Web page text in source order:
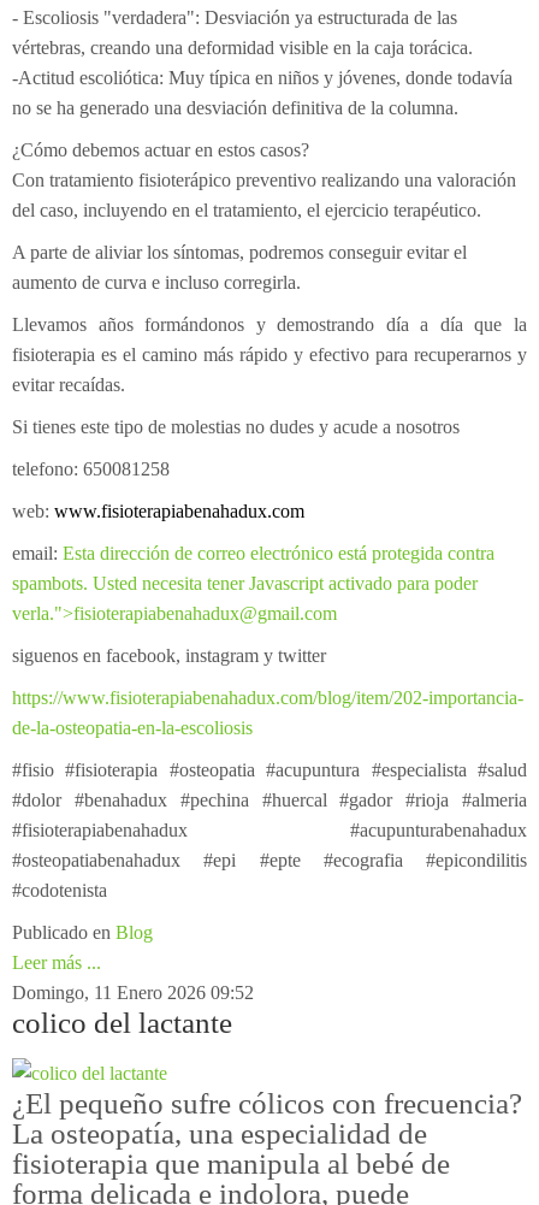
- Escoliosis "verdadera": Desviación ya estructurada de las
vértebras, creando una deformidad visible en la caja torácica.
-Actitud escoliótica: Muy típica en niños y jóvenes, donde todavía
no se ha generado una desviación definitiva de la columna.
¿Cómo debemos actuar en estos casos?
Con tratamiento fisioterápico preventivo realizando una valoración
del caso, incluyendo en el tratamiento, el ejercicio terapéutico.
A parte de aliviar los síntomas, podremos conseguir evitar el
aumento de curva e incluso corregirla.
Llevamos años formándonos y demostrando día a día que la
fisioterapia es el camino más rápido y efectivo para recuperarnos y
evitar recaídas.
Si tienes este tipo de molestias no dudes y acude a nosotros
telefono: 650081258
web: www.fisioterapiabenahadux.com
email: Esta dirección de correo electrónico está protegida contra
spambots. Usted necesita tener Javascript activado para poder
verla.">fisioterapiabenahadux@gmail.com
siguenos en facebook, instagram y twitter
https://www.fisioterapiabenahadux.com/blog/item/202-importancia-
de-la-osteopatia-en-la-escoliosis
#fisio #fisioterapia #osteopatia #acupuntura #especialista #salud
#dolor #benahadux #pechina #huercal #gador #rioja #almeria
#fisioterapiabenahadux #acupunturabenahadux
#osteopatiabenahadux #epi #epte #ecografia #epicondilitis
#codotenista
Publicado en Blog
Leer más ...
Domingo, 11 Enero 2026 09:52
colico del lactante
¿El pequeño sufre cólicos con frecuencia?
La osteopatía, una especialidad de
fisioterapia que manipula al bebé de
forma delicada e indolora, puede